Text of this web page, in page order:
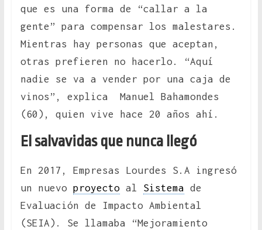
que es una forma de “callar a la
gente” para compensar los malestares.
Mientras hay personas que aceptan,
otras prefieren no hacerlo. “Aquí
nadie se va a vender por una caja de
vinos”, explica Manuel Bahamondes
(60), quien vive hace 20 años ahí.
El salvavidas que nunca llegó
En 2017, Empresas Lourdes S.A ingresó
un nuevo proyectoal Sistema de
Evaluación de Impacto Ambiental
(SEIA). Se llamaba “Mejoramiento